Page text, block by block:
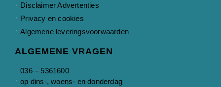
Disclaimer Advertenties
Privacy en cookies
Algemene leveringsvoorwaarden
ALGEMENE VRAGEN
036 – 5361600
op dins-, woens- en donderdag